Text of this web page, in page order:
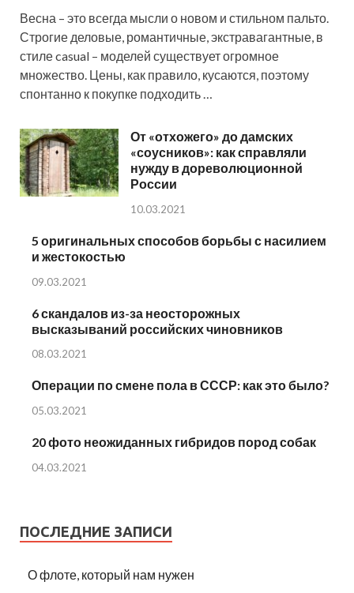
Весна – это всегда мысли о новом и стильном пальто.
Строгие деловые, романтичные, экстравагантные, в
стиле casual – моделей существует огромное
множество. Цены, как правило, кусаются, поэтому
спонтанно к покупке подходить …
От «отхожего» до дамских
«соусников»: как справляли
нужду в дореволюционной
России
10.03.2021
5 оригинальных способов борьбы с насилием
и жестокостью
09.03.2021
6 скандалов из-за неосторожных
высказываний российских чиновников
08.03.2021
Операции по смене пола в СССР: как это было?
05.03.2021
20 фото неожиданных гибридов пород собак
04.03.2021
ПОСЛЕДНИЕ ЗАПИСИ
О флоте, который нам нужен